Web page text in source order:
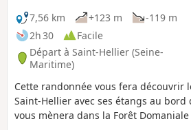
7,56 km
+123 m
-119 m
2h 30
Facile
Départ à Saint-Hellier (Seine-
Maritime)
Cette randonnée vous fera découvrir
Saint-Hellier avec ses étangs au bord
vous mènera dans la Forêt